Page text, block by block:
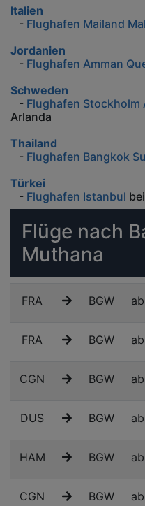
Italien
- Flughafen Mailand
Jordanien
- Flughafen Amman
Schweden
- Flughafen Stockholm
Arlanda
Thailand
- Flughafen Bangkok
Türkei
- Flughafen Istanbul
Flüge nach
Muthana
FRA BGW
FRA BGW
CGN BGW
DUS BGW
HAM BGW
CGN BGW